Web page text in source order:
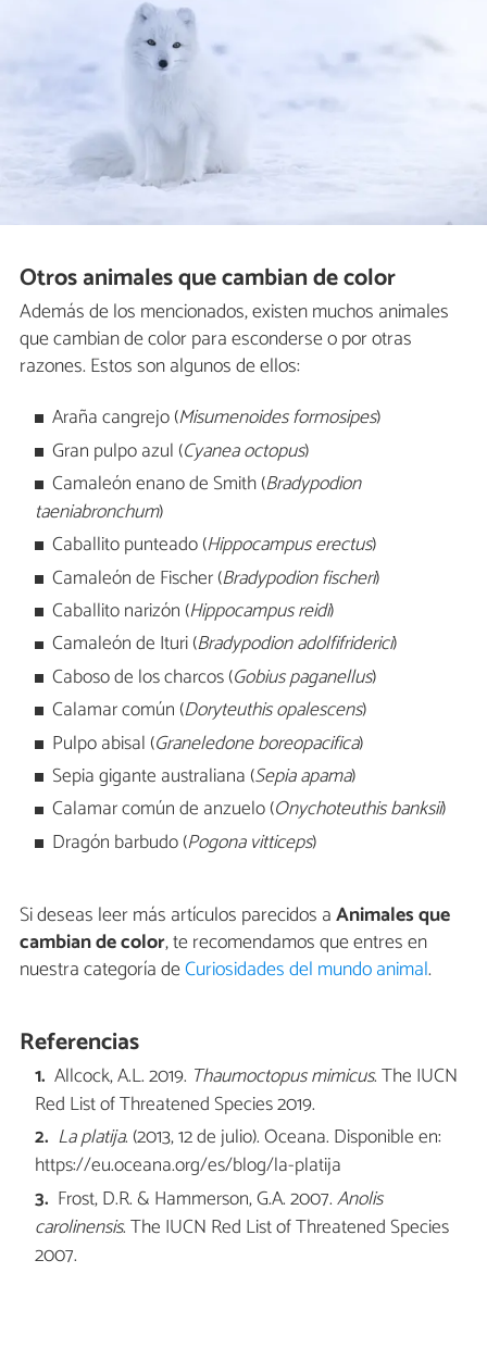
Otros animales que cambian de color
Además de los mencionados, existen muchos animales
que cambian de color para esconderse o por otras
razones. Estos son algunos de ellos:
Araña cangrejo (Misumenoides formosipes)
Gran pulpo azul (Cyanea octopus)
Camaleón enano de Smith (Bradypodion
taeniabronchum)
Caballito punteado (Hippocampus erectus)
Camaleón de Fischer (Bradypodion fischeri)
Caballito narizón (Hippocampus reidi)
Camaleón de Ituri (Bradypodion adolfifriderici)
Caboso de los charcos (Gobius paganellus)
Calamar común (Doryteuthis opalescens)
Pulpo abisal (Graneledone boreopacifica)
Sepia gigante australiana (Sepia apama)
Calamar común de anzuelo (Onychoteuthis banksii)
Dragón barbudo (Pogona vitticeps)
Si deseas leer más artículos parecidos aAnimales que
cambian de color, te recomendamos que entres en
nuestra categoría deCuriosidades del mundo animal.
Referencias
Allcock, A.L. 2019. Thaumoctopus mimicus. The IUCN
Red List of Threatened Species 2019.
La platija. (2013, 12 de julio). Oceana. Disponible en:
https://eu.oceana.org/es/blog/la-platija
Frost, D.R. & Hammerson, G.A. 2007.Anolis
carolinensis. The IUCN Red List of Threatened Species
2007.